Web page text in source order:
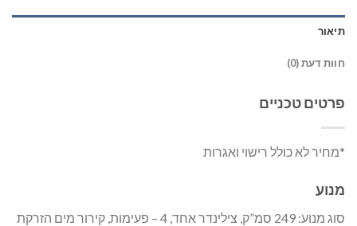
תיאור
חוות דעת (0)
פרטים טכניים
*מחיר לא כולל רישוי ואגרות
מנוע
סוג מנוע: 249 סמ”ק, צילינדר אחד, 4 – פעימות, קירור מים הזרקת